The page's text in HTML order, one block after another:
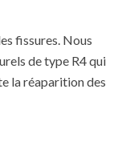
fissures. Nous
de type R4 qui
la réaparition des